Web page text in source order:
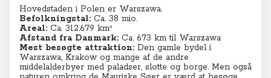
Hovedstaden i Polen er Warszawa.
Befolkningstal: Ca. 38 mio.
Areal: Ca. 312.679 km²
Afstand fra Danmark: Ca. 673 km til Warszawa
Mest besøgte attraktion: Den gamle bydel i
Warszawa, Krakow og mange af de andre
middelalderbyer med paladser, slotte og borge. Men også